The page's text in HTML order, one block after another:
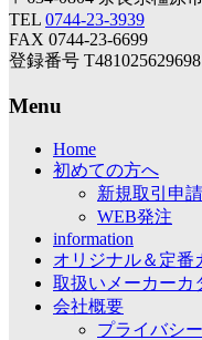
TEL 0744-23-3939
FAX 0744-23-6699
登録番号
Menu
Home
初めての方へ
新規取引申請
WEB発注
information
オリジナル＆定番
取扱いメーカーカ
会社概要
プライバシ